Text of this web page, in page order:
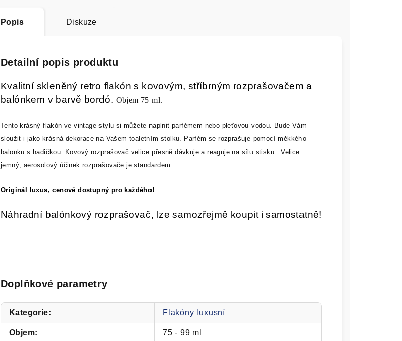
Popis Diskuze
Detailní popis produktu
Kvalitní skleněný retro flakón s kovovým, stříbrným rozprašovačem a
balónkem v barvě bordó. Objem 75 ml.
Tento krásný flakón ve vintage stylu si můžete naplnit parfémem nebo pleťovou vodou. Bude Vám
sloužit i jako krásná dekorace na Vašem toaletním stolku. Parfém se rozprašuje pomocí měkkého
balonku s hadičkou. Kovový rozprašovač velice přesně dávkuje a reaguje na sílu stisku. Velice
jemný, aerosolový účinek rozprašovače je standardem.
Originál luxus, cenově dostupný pro každého!
Náhradní balónkový rozprašovač, lze samozřejmě koupit i samostatně!
Doplňkové parametry
Kategorie: Flakóny luxusní
Objem: 75 - 99 ml